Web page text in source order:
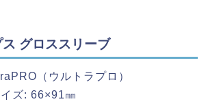
グロススリーブ
（ウルトラプロ）
ズ: 66×91㎜